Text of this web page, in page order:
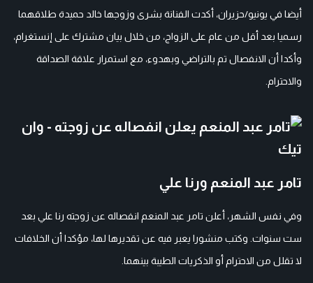
أيضا في يونيو/حزيران، أكدت الفنانة بشرى وزوجها خالد حميدة طلاقهما
رسميا بعد أقل من عام على الزواج، من خلال بيان مشترك على إنستغرام،
وأكدا أن الانفصال تم بالتراضي وبهدوء، مع استمرار علاقة الصداقة
والاحترام.
تامر عبد المنعم ورنا علي
وفي نفس الشهر، أعلن تامر عبد المنعم انفصاله عن زوجته رنا علي بعد
ست سنوات. وكتب منشورا يعبر فيه عن تقديرها لها، مؤكدا أن الخلافات
لا تقلل من الاحترام أو الذكريات الطيبة بينهما.